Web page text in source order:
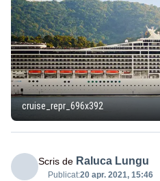
cruise_repr_696x392
Scris de Raluca Lungu
Publicat:20 apr. 2021, 15:46